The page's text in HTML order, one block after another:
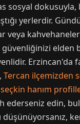
sosyal
yerlerdir.
veya
elden
Erzincan'da
Tercan ilçemizden
hanım
edin,